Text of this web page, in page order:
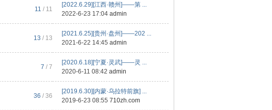
11 / 11
[2022.6.29][江西·赣州]——第 ...
2022-6-23 17:04 admin
13 / 13
[2021.6.25][贵州·盘州]——202 ...
2021-6-22 14:45 admin
7 / 7
[2020.6.18][宁夏·灵武]——灵 ...
2020-6-11 08:42 admin
36 / 36
[2019.6.30][内蒙·乌拉特前旗] ...
2019-6-23 08:55 710zh.com